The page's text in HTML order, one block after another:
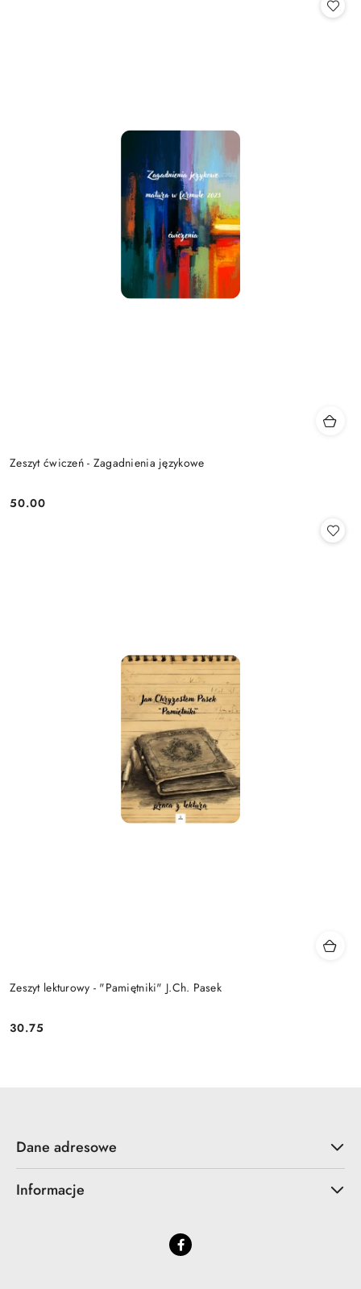
Zeszyt ćwiczeń - Zagadnienia językowe
Cena:
50.00
Zeszyt lekturowy - "Pamiętniki" J.Ch. Pasek
Cena:
30.75
Dane adresowe
Informacje